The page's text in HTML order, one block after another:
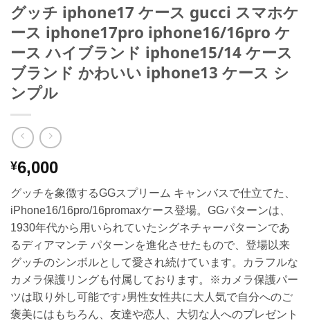
グッチ iphone17 ケース gucci スマホケ
ース iphone17pro iphone16/16pro ケ
ース ハイブランド iphone15/14 ケース
ブランド かわいい iphone13 ケース シ
ンプル
¥6,000
グッチを象徴するGGスプリーム キャンバスで仕立てた、
iPhone16/16pro/16promaxケース登場。GGパターンは、
1930年代から用いられていたシグネチャーパターンであ
るディアマンテ パターンを進化させたもので、登場以来
グッチのシンボルとして愛され続けています。カラフルな
カメラ保護リングも付属しております。※カメラ保護パー
ツは取り外し可能です♪男性女性共に大人気で自分へのご
褒美にはもちろん、友達や恋人、大切な人へのプレゼント